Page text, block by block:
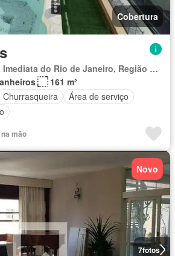
Cobertura
Região Geográfica Imediata do Rio de Janeiro, Região Metropolitana do Rio de Janeiro
161 m²
Churrasqueira
Área de serviço
mão
7fotos
Novo